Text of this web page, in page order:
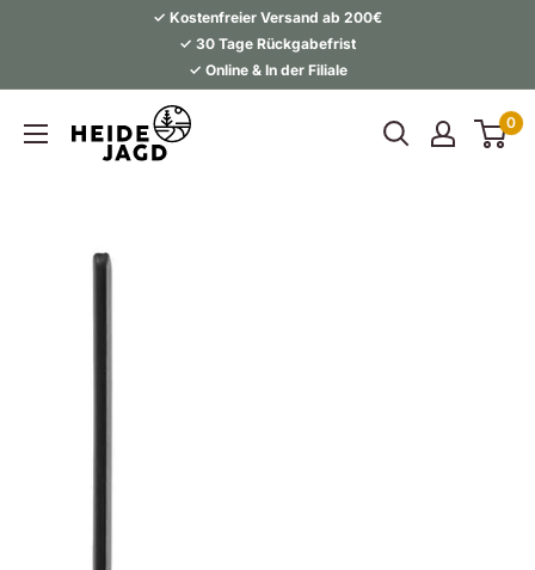
✓ Kostenfreier Versand ab 200€
✓ 30 Tage Rückgabefrist
✓ Online & In der Filiale
0